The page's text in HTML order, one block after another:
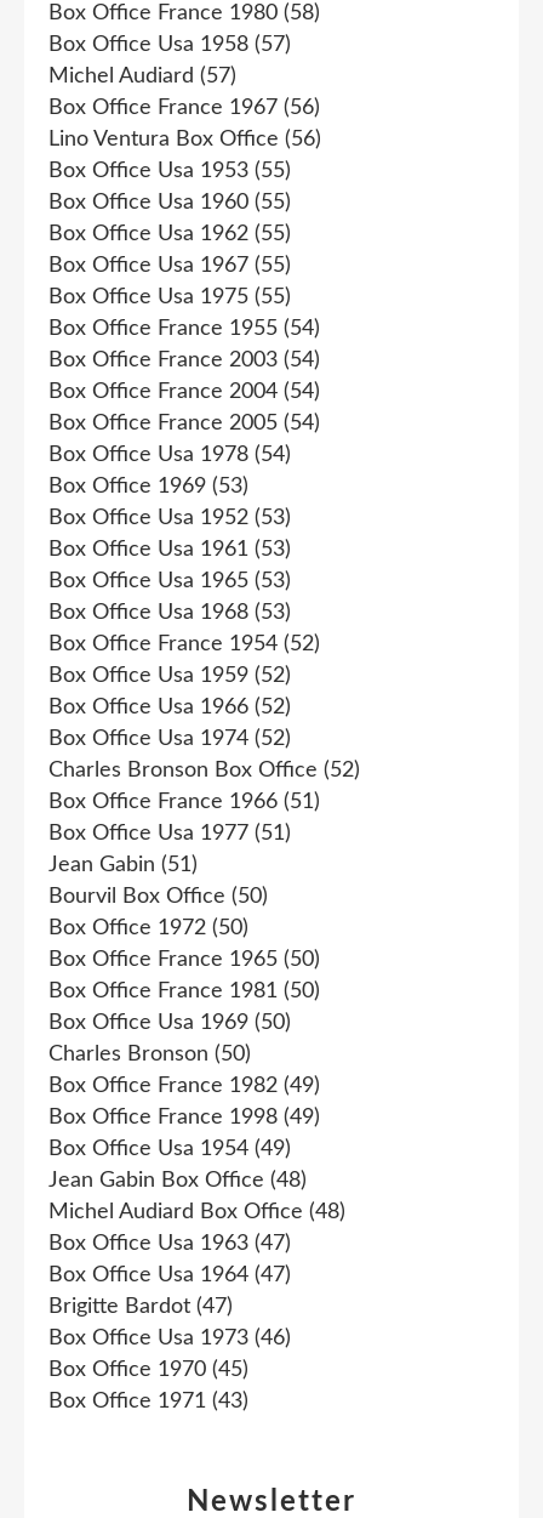
Newsletter
Box Office France 1980 (58)
Box Office Usa 1958 (57)
Michel Audiard (57)
Box Office France 1967 (56)
Lino Ventura Box Office (56)
Box Office Usa 1953 (55)
Box Office Usa 1960 (55)
Box Office Usa 1962 (55)
Box Office Usa 1967 (55)
Box Office Usa 1975 (55)
Box Office France 1955 (54)
Box Office France 2003 (54)
Box Office France 2004 (54)
Box Office France 2005 (54)
Box Office Usa 1978 (54)
Box Office 1969 (53)
Box Office Usa 1952 (53)
Box Office Usa 1961 (53)
Box Office Usa 1965 (53)
Box Office Usa 1968 (53)
Box Office France 1954 (52)
Box Office Usa 1959 (52)
Box Office Usa 1966 (52)
Box Office Usa 1974 (52)
Charles Bronson Box Office (52)
Box Office France 1966 (51)
Box Office Usa 1977 (51)
Jean Gabin (51)
Bourvil Box Office (50)
Box Office 1972 (50)
Box Office France 1965 (50)
Box Office France 1981 (50)
Box Office Usa 1969 (50)
Charles Bronson (50)
Box Office France 1982 (49)
Box Office France 1998 (49)
Box Office Usa 1954 (49)
Jean Gabin Box Office (48)
Michel Audiard Box Office (48)
Box Office Usa 1963 (47)
Box Office Usa 1964 (47)
Brigitte Bardot (47)
Box Office Usa 1973 (46)
Box Office 1970 (45)
Box Office 1971 (43)